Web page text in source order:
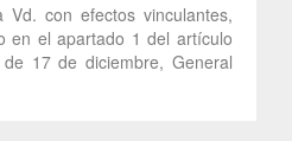
con efectos vinculantes,
en el apartado 1 del artículo
17 de diciembre, General